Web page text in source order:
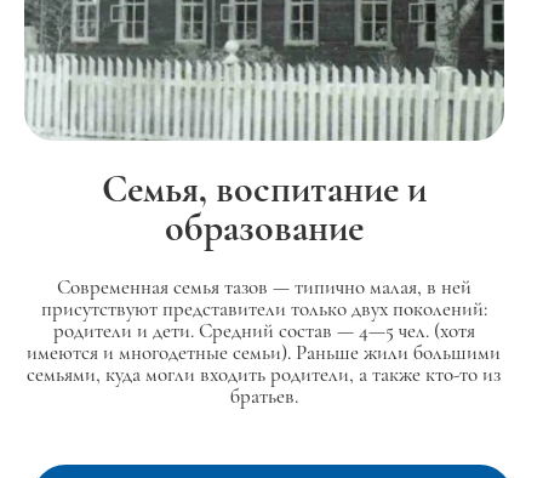
Семья, воспитание и
образование
Современная семья тазов — типично малая, в ней
присутствуют представители только двух поколений:
родители и дети. Средний состав — 4—5 чел. (хотя
имеются и многодетные семьи). Раньше жили большими
семьями, куда могли входить родители, а также кто-то из
братьев.